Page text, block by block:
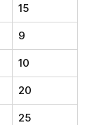
15
9
10
20
25